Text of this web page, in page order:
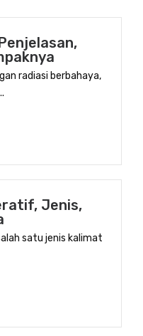
radiasi berbahaya,
Jenis,
satu jenis kalimat